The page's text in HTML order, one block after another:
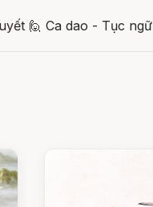
🙋 Ca dao - Tục ngữ